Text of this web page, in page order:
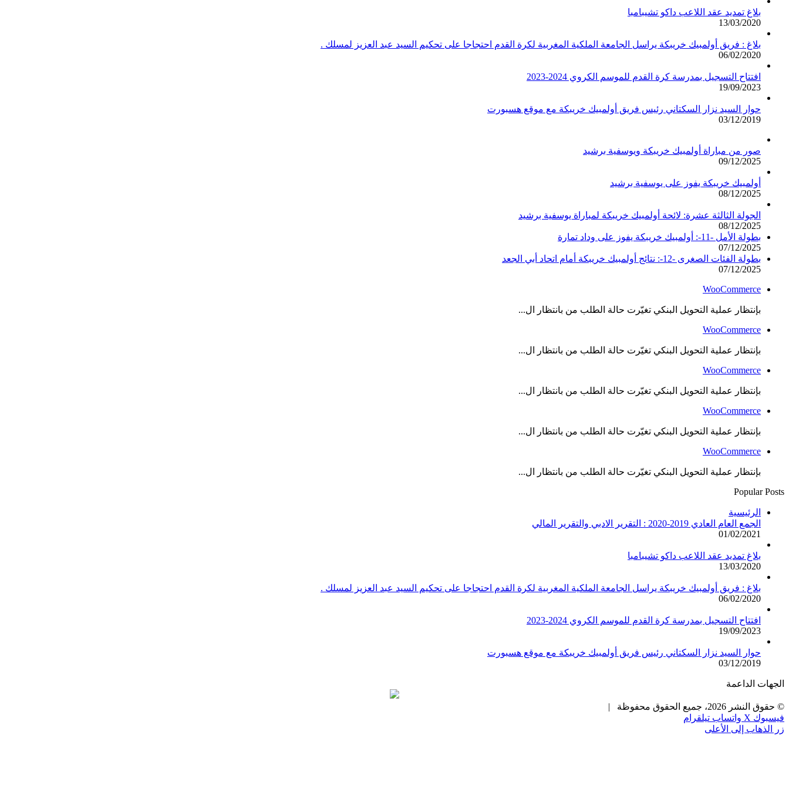
بلاغ تمديد عقد اللاعب داكو تشيبامبا
13/03/2020
بلاغ : فريق أولمبيك خريبكة يراسل الجامعة الملكية المغربية لكرة القدم احتجاجا على تحكيم السيد عبد العزيز لمسلك .
06/02/2020
افتتاح التسجيل بمدرسة كرة القدم للموسم الكروي 2024-2023
19/09/2023
حوار السيد نزار السكتاني رئيس فريق أولمبيك خريبكة مع موقع هسبورت
03/12/2019
صور من مباراة أولمبيك خريبكة ويوسفية برشيد
09/12/2025
أولمبيك خريبكة يفوز على يوسفية برشيد
08/12/2025
الجولة الثالثة عشرة: لائحة أولمبيك خريبكة لمباراة يوسفية برشيد
08/12/2025
بطولة الأمل -11-: أولمبيك خريبكة يفوز على وداد تمارة
07/12/2025
بطولة الفئات الصغرى -12-: نتائج أولمبيك خريبكة أمام اتحاد أبي الجعد
07/12/2025
WooCommerce
بإنتظار عملية التحويل البنكي تغيّرت حالة الطلب من بانتظار ال...
WooCommerce
بإنتظار عملية التحويل البنكي تغيّرت حالة الطلب من بانتظار ال...
WooCommerce
بإنتظار عملية التحويل البنكي تغيّرت حالة الطلب من بانتظار ال...
WooCommerce
بإنتظار عملية التحويل البنكي تغيّرت حالة الطلب من بانتظار ال...
WooCommerce
بإنتظار عملية التحويل البنكي تغيّرت حالة الطلب من بانتظار ال...
Popular Posts
الرئيسية
الجمع العام العادي 2019-2020 : التقرير الادبي والتقرير المالي
01/02/2021
بلاغ تمديد عقد اللاعب داكو تشيبامبا
13/03/2020
بلاغ : فريق أولمبيك خريبكة يراسل الجامعة الملكية المغربية لكرة القدم احتجاجا على تحكيم السيد عبد العزيز لمسلك .
06/02/2020
افتتاح التسجيل بمدرسة كرة القدم للموسم الكروي 2024-2023
19/09/2023
حوار السيد نزار السكتاني رئيس فريق أولمبيك خريبكة مع موقع هسبورت
03/12/2019
الجهات الداعمة
© حقوق النشر 2026، جميع الحقوق محفوظة |
فيسبوك X واتساب تيلقرام
زر الذهاب إلى الأعلى